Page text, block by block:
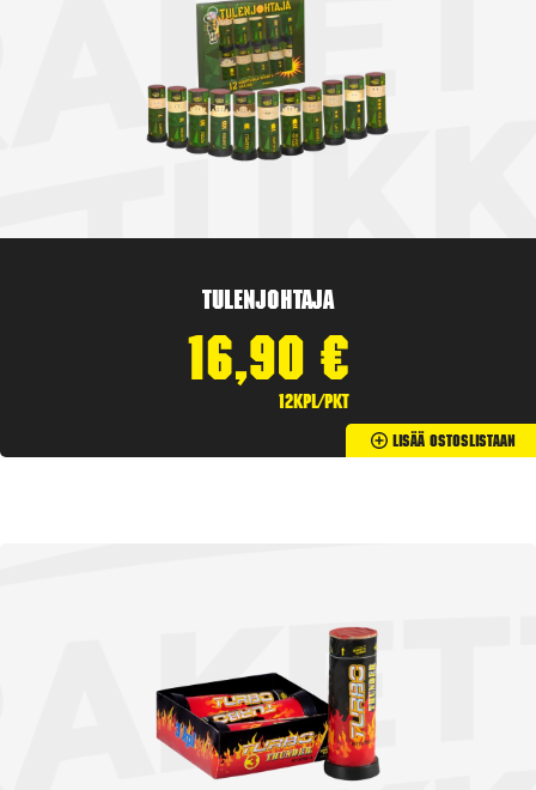
Tulenjohtaja
16,90 €
12kpl/pkt
Lisää Ostoslistaan